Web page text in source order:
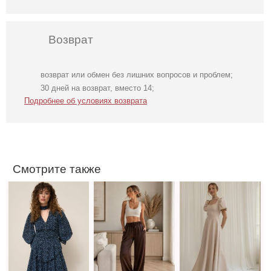
Возврат
возврат или обмен без лишних вопросов и проблем;
30 дней на возврат, вместо 14;
Подробнее об условиях возврата
Смотрите также
Легкое
шифоновое
короткое платье
Классические
шоколадные
шелковые летние